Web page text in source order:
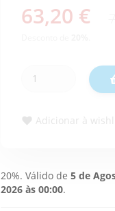
63,20 €
Adicionar à
20%. Válido de 5 de
2026 às 00:00.